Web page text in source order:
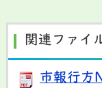
関連ファイ
市報行方